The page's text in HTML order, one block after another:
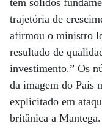
trajetória de
afirmou o ministro
resultado de
investimento.” Os
da imagem do País
explicitado em
britânica a Mantega.